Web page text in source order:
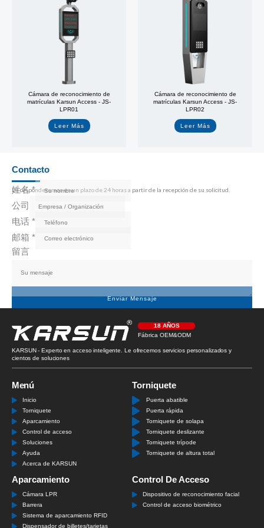
Cámara de reconocimiento de
matrículas Karsun Access - JS-
LPR01
Leer Más
Cámara de reconocimiento de
matrículas Karsun Access - JS-
LPR02
Leer Más
Contacto
Le responderemos en un plazo de 24 horas a partir de la recepción de su solicitud.
姓名*
公司
电话 *
邮箱 *
留言
Enviar Mensaje
18 AÑOS
Fábrica OEM&ODM
KARSUN - Experto en acceso inteligente. Le ofrecemos servicios personalizados y
cientos de soluciones
Menú
Inicio
Torniquete
Aparcamiento
Control de acceso
Soluciones
Ayuda
Acerca de KARSUN
Torniquete
Puerta abatible
Puerta rápida
Torniquete de solapa
Torniquete deslizante
Torniquete trípode
Torniquete de altura total
Aparcamiento
Cámara LPR
Barrera
Sistema de aparcamiento RFID
Dispensador de billetes/tarjetas
Control De Acceso
Dispositivo de reconocimiento facial
Control de acceso biométrico